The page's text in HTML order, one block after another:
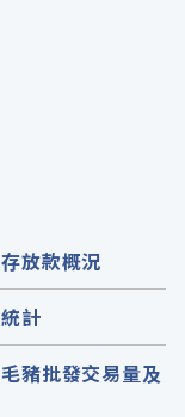
放款概況
計
豬批發交易量及